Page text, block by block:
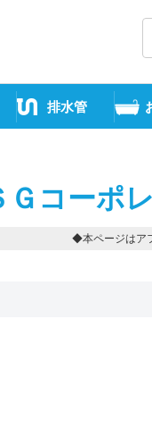
排水管
Ｇコーポ
◆本ページはア